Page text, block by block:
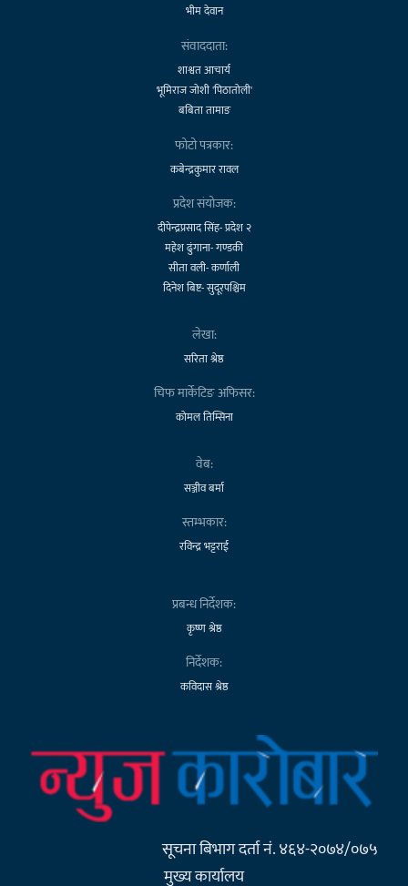
भीम देवान
संवाददाता:
शाश्वत आचार्य
भूमिराज जोशी 'पिठातोली'
बबिता तामाङ
फोटो पत्रकार:
कबेन्द्रकुमार रावल
प्रदेश संयोजक:
दीपेन्द्रप्रसाद सिंह- प्रदेश २
महेश ढुंगाना- गण्डकी
सीता वली- कर्णाली
दिनेश बिष्ट- सुदूरपश्चिम
लेखा:
सरिता श्रेष्ठ
चिफ मार्केटिङ अफिसर:
कोमल तिम्सिना
वेब:
सञ्जीव बर्मा
स्तम्भकार:
रविन्द्र भट्टराई
प्रबन्ध निर्देशक:
कृष्ण श्रेष्ठ
निर्देशक:
कविदास श्रेष्ठ
सूचना बिभाग दर्ता नं. ४६४-२०७४/०७५
मुख्य कार्यालय